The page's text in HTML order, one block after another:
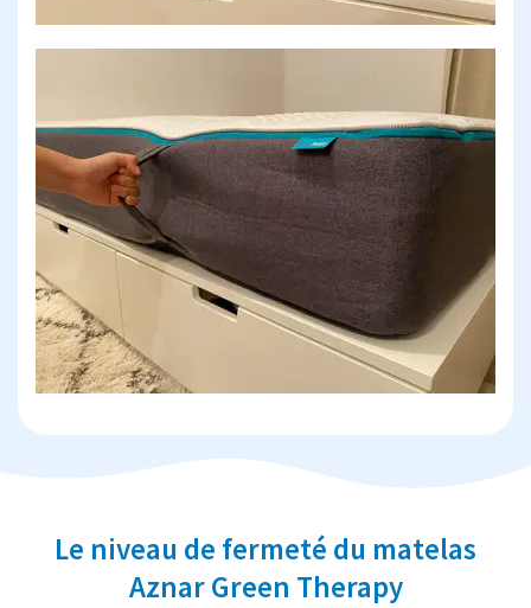
Le niveau de fermeté du matelas
Aznar Green Therapy